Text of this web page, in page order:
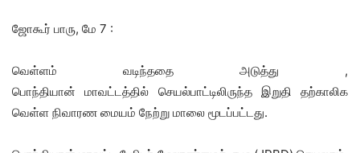
ஜோகூர் பாரு, மே 7 :
வெள்ளம் வடிந்ததை அடுத்து ,
பொந்தியான் மாவட்டத்தில் செயல்பாட்டிலிருந்த இறுதி தற்காலிக
வெள்ள நிவாரண மையம் நேற்று மாலை மூடப்பட்டது.